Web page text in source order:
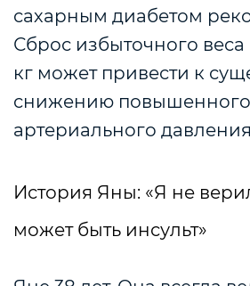
сахарным диабетом
Сброс избыточного веса
кг может привести к
снижению повышенного
артериального
История Яны: «Я не
может быть инсульт»